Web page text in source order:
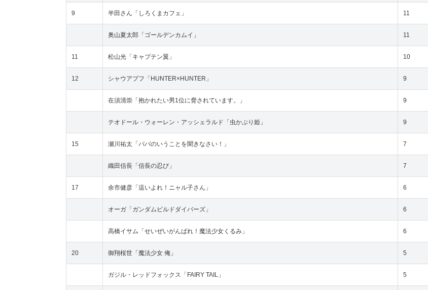
9 半田さん「しろくまカフェ」 11
奥山夏太郎「ゴールデンカムイ」 11
11 松山光「キャプテン翼」 10
12 シャウアプフ「HUNTER×HUNTER」 9
在須清崇「抱かれたい男1位に脅されています。」 9
テオドール・ウォーレン・アッシェラルド「虫かぶり姫」 9
15 瀬川祐太「パパのいうことを聞きなさい！」 7
織田信長「信長の忍び」 7
17 余市健彦「這いよれ！ニャル子さん」 6
オーガ「ガンダムビルドダイバーズ」 6
高橋イサム「せいぜいがんばれ！魔法少女くるみ」 6
20 御翔桜世「魔法少女 俺」 5
ガジル・レッドフォックス「FAIRY TAIL」 5